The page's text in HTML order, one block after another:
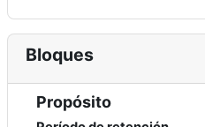
Bloques
Propósito